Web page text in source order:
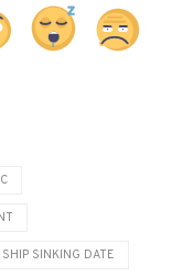
SINKING DATE